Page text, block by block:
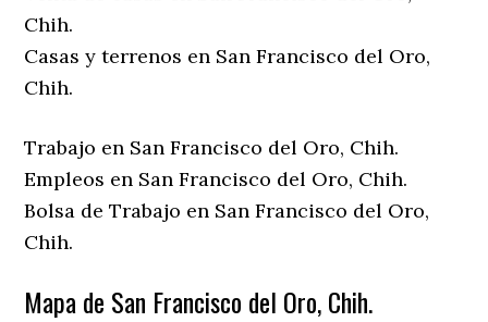
Chih.
Casas y terrenos en San Francisco del Oro,
Chih.
Trabajo en San Francisco del Oro, Chih.
Empleos en San Francisco del Oro, Chih.
Bolsa de Trabajo en San Francisco del Oro,
Chih.
Mapa de San Francisco del Oro, Chih.